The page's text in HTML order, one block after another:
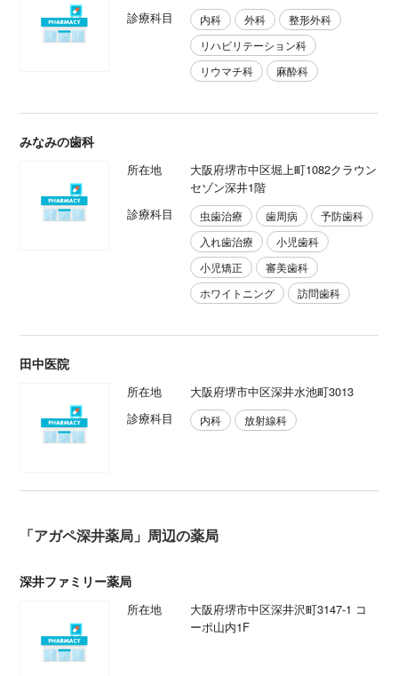
診療科目
内科 外科
整形外科
リハビリテーション科
リウマチ科
麻酔科
みなみの歯科
所在地
大阪府堺市中区堀上町1082クラウン
セゾン深井1階
診療科目
虫歯治療 歯周病
予防歯科
入れ歯治療
小児歯科
小児矯正
審美歯科
ホワイトニング
訪問歯科
田中医院
所在地
大阪府堺市中区深井水池町3013
診療科目
内科 放射線科
「アガペ深井薬局」周辺の薬局
深井ファミリー薬局
所在地
大阪府堺市中区深井沢町3147-1 コ
ーポ山内1F